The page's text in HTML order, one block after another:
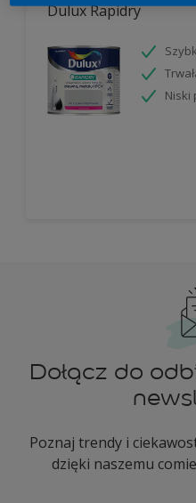
Dulux Rapidry
Niski
Dołącz do
Poznaj trendy i
dzięki naszemu